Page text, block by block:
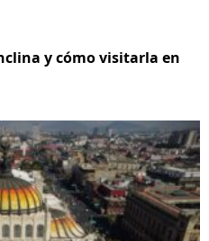
y cómo visitarla en